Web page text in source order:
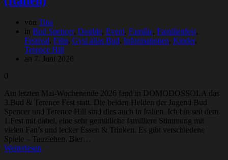
von Tina
in Bud Spencer, Double, Event, Familie, Familienfest,
Festival, Film, Gysi alias Bud, Informationen, Kinder,
Terence Hill
an 7. Juni 2026
0
Am letzten Mai-Wochenende 2026 fand in DOMODOSSOLA das
3.Bud & Terence Fest statt. Die beiden Helden der Jugend Bud
Spencer und Terence Hill sind dies auch in Italien. Ich bin seit dem
1.Fest mit dabei, eine sehr gemütliche familliere Stimmung mit
vielen Fan’s und lecker Essen & Trinken. Es gibt verschiedene
Spiele – Tauziehen, Bier…
Weiterlesen